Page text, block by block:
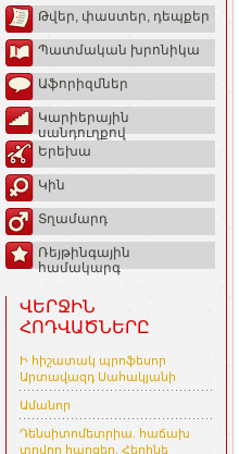
Թվեր, փաստեր, դեպքեր
Պատմական խրոնիկա
Աֆորիզմներ
Կարիերային
սանդուղքով
Երեխա
Կին
Տղամարդ
Ռեյթինգային
համակարգ
ՎԵՐՋԻՆ
ՀՈԴՎԱԾՆԵՐԸ
Ի հիշատակ պրոֆեսոր
Արտավազդ Սահակյանի
Ամանոր
Դենսիտոմետրիա. հաճախ
տրվող հարցեր. Հեղինե